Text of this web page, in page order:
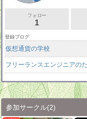
フォロー
1
登録ブログ
仮想通貨の学校
フリーランスエンジニアの
参加サークル(2)